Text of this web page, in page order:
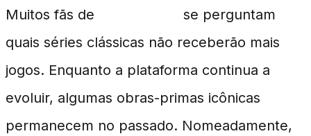
Muitos fãs de
se perguntam
quais séries clássicas não receberão mais
jogos. Enquanto a plataforma continua a
evoluir, algumas obras-primas icônicas
permanecem no passado. Nomeadamente,